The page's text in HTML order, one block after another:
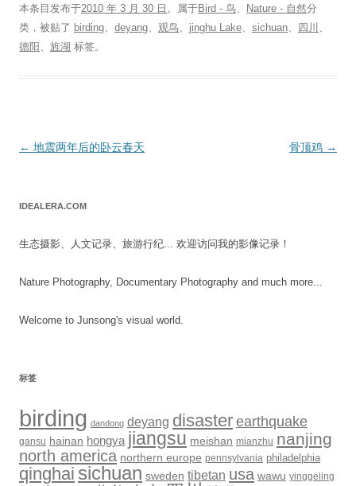
本条目发布于2010 年 3 月 30 日 。属于Bird - 鸟 Nature - 自然分
类，被贴了 birding deyang 观鸟 jinghu Lake sichuan 四川
德阳
旌湖 标签。
文
航
← 地震两年后的卧云春天 骨顶鸡 →
IDEALERA.COM
生态摄影、人文记录、旅游行纪... 欢迎访问我的影像记录！
Nature Photography, Documentary Photography and much more...
Welcome to Junsong's visual world.
标签
birding dandong deyang disaster earthquake
gansu hainan hongya jiangsu meishan mianzhu nanjing
north america northern europe pennsylvania philadelphia
qinghai sichuan sweden tibetan usa wawu yinggeling